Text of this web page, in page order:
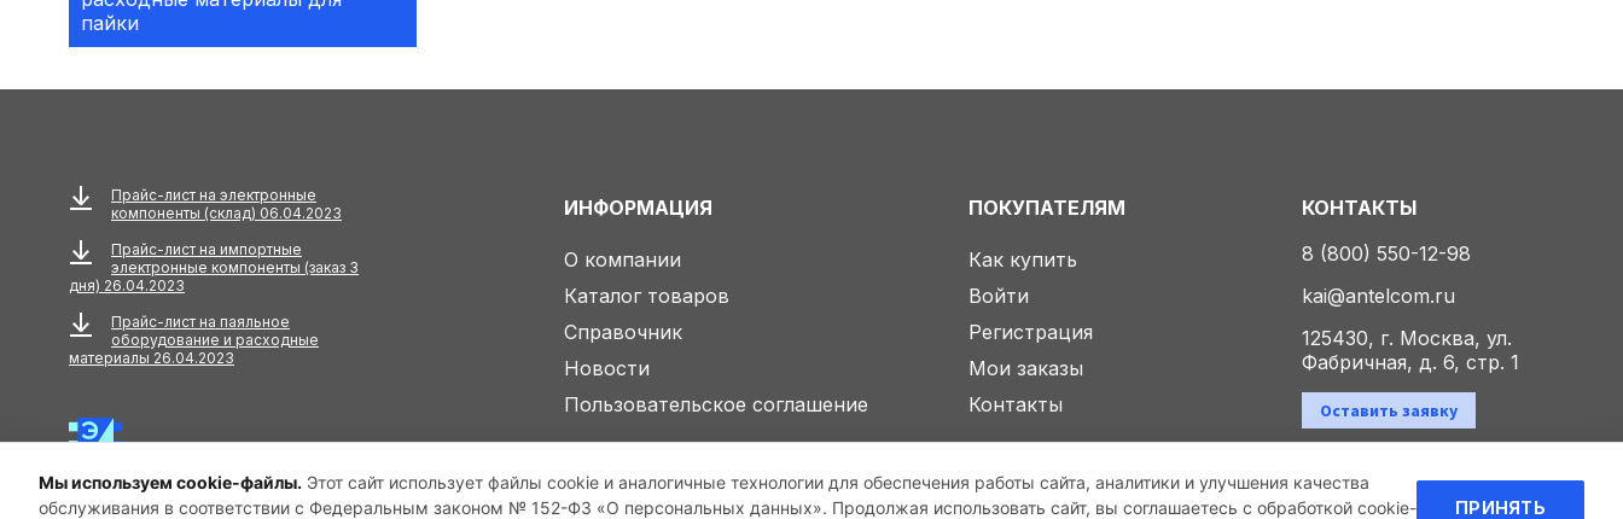
Мы используем cookie-файлы. Этот сайт использует файлы cookie и аналогичные технологии для обеспечения работы сайта, аналитики и улучшения качества
обслуживания в соответствии с Федеральным законом № 152-ФЗ «О персональных данных». Продолжая использовать сайт, вы соглашаетесь с обработкой cookie-
ПРИНЯТЬ
Аксессуары
КОМПОНЕНТЫ
Амортизаторы
Анкера
АНТЕННЫ
Антенны GPS
Антенны WiFi
Антенны ТВ
пайки
Прайс-лист на электронные
компоненты (склад) 06.04.2023
Прайс-лист на импортные
электронные компоненты (заказ 3
дня) 26.04.2023
Прайс-лист на паяльное
оборудование и расходные
материалы 26.04.2023
ИНФОРМАЦИЯ
О компании
Каталог товаров
Справочник
Новости
Пользовательское соглашение
ПОКУПАТЕЛЯМ
Как купить
Войти
Регистрация
Мои заказы
Контакты
КОНТАКТЫ
8 (800) 550-12-98
kai@antelcom.ru
125430, г. Москва, ул.
Фабричная, д. 6, стр. 1
Оставить заявку
Политика конфиденциальности